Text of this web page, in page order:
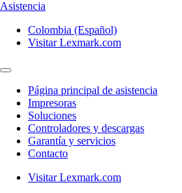
Asistencia
Colombia (Español)
Visitar Lexmark.com
Página principal de asistencia
Impresoras
Soluciones
Controladores y descargas
Garantía y servicios
Contacto
Visitar Lexmark.com